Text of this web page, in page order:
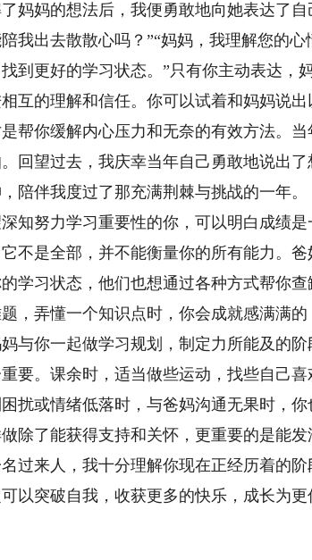
妈的想法后，我便勇敢地向她表达了自
我出去散散心吗？”“妈妈，我理解您的
到更好的学习状态。”只有你主动表达，
互的理解和信任。你可以试着和妈妈说
帮你缓解内心压力和无奈的有效方法。
回望过去，我庆幸当年自己勇敢地说出
陪伴我度过了那充满荆棘与挑战的一年。
努力学习重要性的你，可以明白成绩是
不是全部，并不能衡量你的所有能力。
学习状态，他们也想通过各种方式帮你
，弄懂一个知识点时，你会成就感满满
与你一起做学习规划，制定力所能及的
要。课余时，适当做些运动，找些自己
扰或情绪低落时，与爸妈沟通无果时，
除了能获得支持和关怀，更重要的是能发
来人，我十分理解你现在正经历着的阶
以突破自我，收获更多的快乐，成长为更
不可言的乐趣
区小学的杨珂然。我相信
气质、使人终生受益。
和图形编程，积极参与
与篮球校队的多项活
用热爱谱写成
对我来说，音乐和生命一
的出口，情绪的表达；也会给
或者安慰。成长有无限可能，
战，我将用自己对音乐的热爱